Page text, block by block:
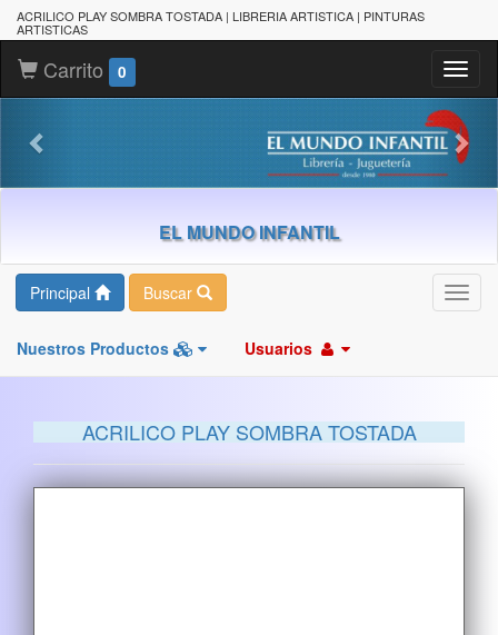
ACRILICO PLAY SOMBRA TOSTADA | LIBRERIA ARTISTICA | PINTURAS
ARTISTICAS
Carrito 0
EL MUNDO INFANTIL
Principal Buscar
Nuestros Productos Usuarios
ACRILICO PLAY SOMBRA TOSTADA